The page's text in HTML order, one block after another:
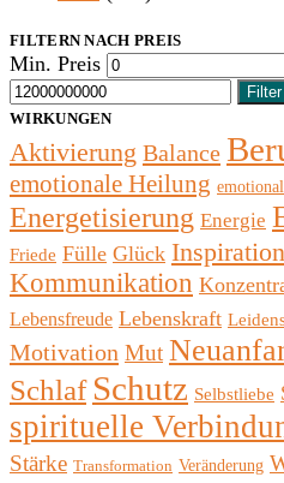
FILTERN NACH PREIS
Min. Preis
Filter
WIRKUNGEN
Aktivierung Balance
emotionale Heilung
Energetisierung Energie
Friede Fülle Glück Inspiration
Kommunikation
Lebensfreude Lebenskraft
Motivation Mut
Schlaf Schutz Selbstliebe
spirituelle
Stärke Transformation Veränderung